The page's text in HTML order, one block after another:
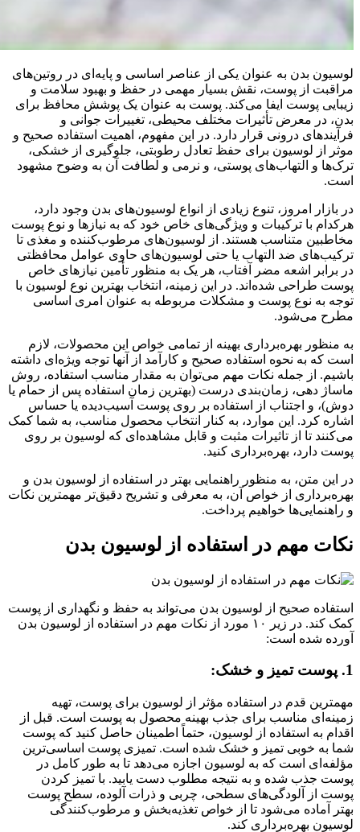
لوسیون بدن به عنوان یکی از عناصر اساسی و پایه‌ای در روتین‌های
مراقبت از پوست، نقش بسیار مهمی در حفظ و بهبود سلامت و
زیبایی پوست ایفا می‌کند. پوست به عنوان یک پوشش محافظ برای
بدن، در معرض تأثیرات مختلف محیطی، تغییرات جوانی و
فرآیندهای درونی قرار دارد. در این مفهوم، اهمیت استفاده صحیح و
موثر از لوسیون برای حفظ تعادل رطوبتی، جلوگیری از خشکی،
ترک‌ها و التهاب‌های پوستی، و نرمی و لطافت آن به وضوح مشهود
است.
در بازار امروز، تنوع زیادی از انواع لوسیون‌های بدن وجود دارد،
هرکدام با ترکیبات و ویژگی‌های خاص خود که به نیازها و نوع پوست
مخاطبین متناسب هستند. از لوسیون‌های مرطوب‌کننده و مغذی تا
ترکیب‌های ضد التهاب یا حتی لوسیون‌های حاوی عوامل محافظتی
در برابر اشعه مضر آفتاب، هر یک به منظور تأمین نیازهای خاص
پوست طراحی شده‌اند. در این زمینه، انتخاب بهترین نوع لوسیون با
توجه به نوع پوست و مشکلات مربوطه به عنوان امری اساسی
مطرح می‌شود.
به منظور بهره‌برداری بهینه از تمامی خواص این محصولات، لازم
است که به نحوه استفاده صحیح و کارآمد از آنها توجه ویژه‌ای داشته
باشیم. از جمله نکات مهم می‌توان به مقدار مناسب استفاده، روش
ماساژ دهی، زمان‌بندی درست (بهترین زمان استفاده پس از حمام یا
دوش)، و اجتناب از استفاده بر روی پوست آسیب‌دیده یا حساس
اشاره کرد. این موارد، به کنار انتخاب محصول مناسب، به شما کمک
می‌کنند تا از تاثیرات مثبت و قابل مشاهده‌ای که لوسیون بر روی
پوست دارد، بهره‌برداری کنید.
در این متن، به منظور راهنمایی بهتر در استفاده از لوسیون بدن و
بهره‌برداری از خواص آن، به معرفی و تشریح دقیق‌تر مهمترین نکات
و راهنمایی‌ها خواهیم پرداخت.
نکات مهم در استفاده از لوسیون بدن
استفاده صحیح از لوسیون بدن می‌تواند به حفظ و نگهداری از پوست
کمک کند. در زیر ۱۰ مورد از نکات مهم در استفاده از لوسیون بدن
آورده شده است:
1. پوست تمیز و خشک:
مهمترین قدم در استفاده مؤثر از لوسیون برای پوست، تهیه
زمینه‌ای مناسب برای جذب بهینه محصول به پوست است. قبل از
اقدام به استفاده از لوسیون، حتماً اطمینان حاصل کنید که پوست
شما به خوبی تمیز و خشک شده است. تمیزی پوست اساسی‌ترین
مؤلفه‌ای است که به لوسیون اجازه می‌دهد تا به طور کامل در
پوست جذب شده و به نتیجه مطلوب دست یابید. با تمیز کردن
پوست از آلودگی‌های سطحی، چربی و ذرات آلوده، سطح پوست
بهتر آماده می‌شود تا از خواص تغذیه‌بخش و مرطوب‌کنندگی
لوسیون بهره‌برداری کند.